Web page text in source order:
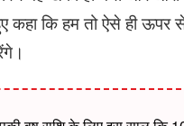
कि हम तो ऐसे ही ऊपर